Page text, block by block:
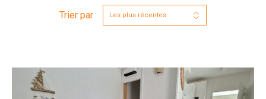
Trier par Les plus récentes